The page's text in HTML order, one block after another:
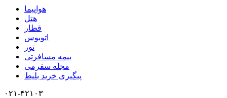
هواپیما
هتل
قطار
اتوبوس
تور
بیمه مسافرتی
مجله سفرمی
پیگیری خرید بلیط
۰۲۱-۴٢١٠٣